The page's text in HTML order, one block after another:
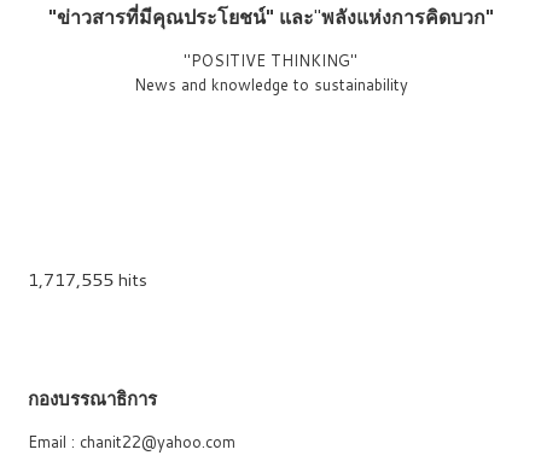
"ข่าวสารที่มีคุณประโยชน์" และ"พลังแห่งการคิดบวก"
"POSITIVE THINKING"
News and knowledge to sustainability
1,717,555 hits
กองบรรณาธิการ
Email : chanit22@yahoo.com